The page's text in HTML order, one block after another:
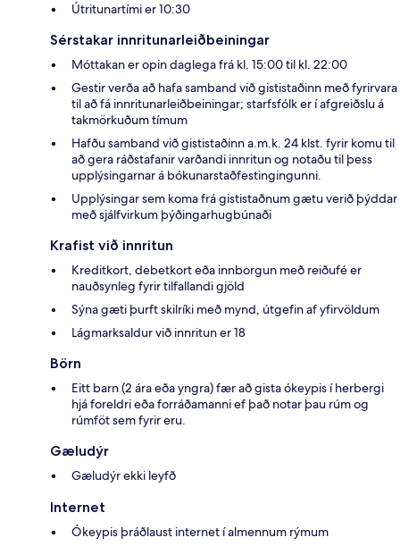
Útritunartími er 10:30
Sérstakar innritunarleiðbeiningar
Móttakan er opin daglega frá kl. 15:00 til kl. 22:00
Gestir verða að hafa samband við gististaðinn með fyrirvara
til að fá innritunarleiðbeiningar; starfsfólk er í afgreiðslu á
takmörkuðum tímum
Hafðu samband við gististaðinn a.m.k. 24 klst. fyrir komu til
að gera ráðstafanir varðandi innritun og notaðu til þess
upplýsingarnar á bókunarstaðfestingingunni.
Upplýsingar sem koma frá gististaðnum gætu verið þýddar
með sjálfvirkum þýðingarhugbúnaði
Krafist við innritun
Kreditkort, debetkort eða innborgun með reiðufé er
nauðsynleg fyrir tilfallandi gjöld
Sýna gæti þurft skilríki með mynd, útgefin af yfirvöldum
Lágmarksaldur við innritun er 18
Börn
Eitt barn (2 ára eða yngra) fær að gista ókeypis í herbergi
hjá foreldri eða forráðamanni ef það notar þau rúm og
rúmföt sem fyrir eru.
Gæludýr
Gæludýr ekki leyfð
Internet
Ókeypis þráðlaust internet í almennum rýmum